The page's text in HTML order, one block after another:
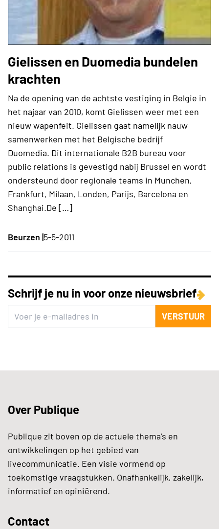
Gielissen en Duomedia bundelen
krachten
Na de opening van de achtste vestiging in Belgie in
het najaar van 2010, komt Gielissen weer met een
nieuw wapenfeit. Gielissen gaat namelijk nauw
samenwerken met het Belgische bedrijf
Duomedia. Dit internationale B2B bureau voor
public relations is gevestigd nabij Brussel en wordt
ondersteund door regionale teams in Munchen,
Frankfurt, Milaan, Londen, Parijs, Barcelona en
Shanghai.De […]
Beurzen |5-5-2011
Schrijf je nu in voor onze nieuwsbrief
VERSTUUR
Over Publique
Publique zit boven op de actuele thema’s en
ontwikkelingen op het gebied van
livecommunicatie. Een visie vormend op
toekomstige vraagstukken. Onafhankelijk, zakelijk,
informatief en opiniërend.
Contact